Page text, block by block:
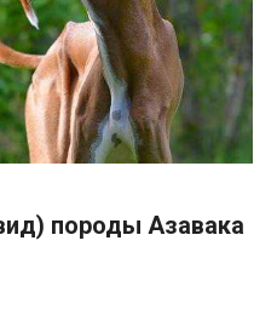
породы Азавака